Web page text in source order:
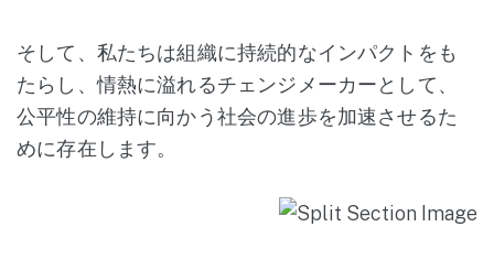
そして、私たちは組織に持続的なインパクトをも
たらし、情熱に溢れるチェンジメーカーとして、
公平性の維持に向かう社会の進歩を加速させるた
めに存在します。